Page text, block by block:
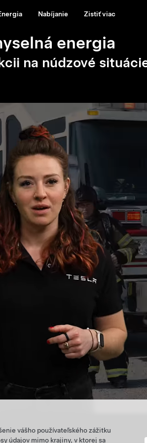
Nabíjanie Zistiť viac
energia
na núdzové
vášho používateľského zážitku
údajov mimo krajiny, v ktorej sa